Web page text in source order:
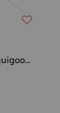
ESC LABORATOIRE - Equigood Friandise Chevaux RÉGLISSE